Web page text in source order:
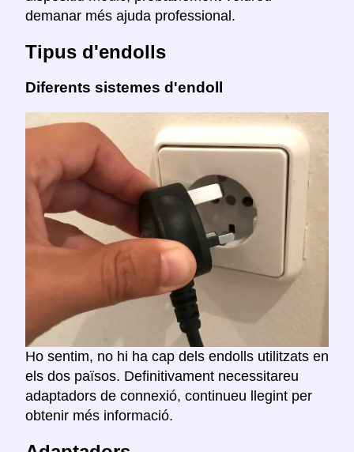
demanar més ajuda professional.
Tipus d'endolls
Diferents sistemes d'endoll
Ho sentim, no hi ha cap dels endolls utilitzats en
els dos països. Definitivament necessitareu
adaptadors de connexió, continueu llegint per
obtenir més informació.